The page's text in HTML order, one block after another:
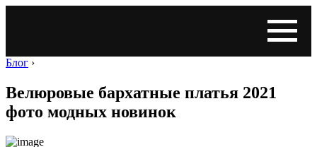
Блог ›
Велюровые бархатные платья 2021
фото модных новинок